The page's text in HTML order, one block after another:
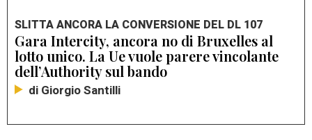
SLITTA ANCORA LA CONVERSIONE DEL DL 107
Gara Intercity, ancora no di Bruxelles al
lotto unico. La Ue vuole parere vincolante
dell’Authority sul bando
di Giorgio Santilli